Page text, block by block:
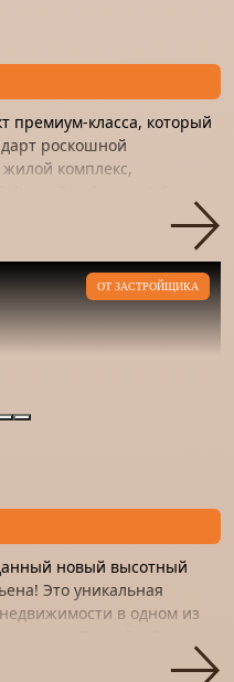
премиум-класса, который
роскошной
комплекс,
ОТ ЗАСТРОЙЩИКА
новый высотный
Это уникальная
в одном из